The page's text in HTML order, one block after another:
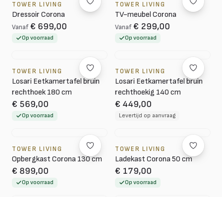
TOWER LIVING
Dressoir Corona
Vanaf € 699,00
Op voorraad
TOWER LIVING
TV-meubel Corona
Vanaf € 299,00
Op voorraad
TOWER LIVING
Losari Eetkamertafel bruin
rechthoek 180 cm
€ 569,00
Op voorraad
TOWER LIVING
Losari Eetkamertafel bruin
rechthoekig 140 cm
€ 449,00
Levertijd op aanvraag
TOWER LIVING
Opbergkast Corona 130 cm
€ 899,00
Op voorraad
TOWER LIVING
Ladekast Corona 50 cm
€ 179,00
Op voorraad